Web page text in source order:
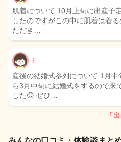
肌着について 10月上旬に出産予
したのですがこの中に肌着は着
ただき…
F
産後の結婚式参列について 1月
ら3月中旬に結婚式をするので来
した😊 ぜひ…
「